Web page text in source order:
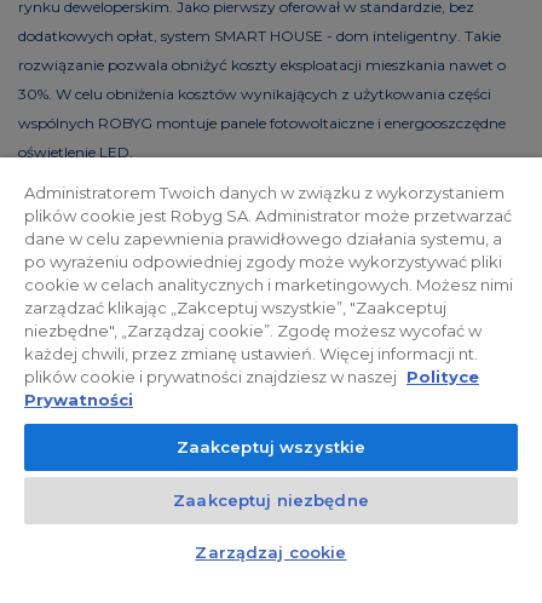
rynku deweloperskim. Jako pierwszy oferował w standardzie, bez
dodatkowych opłat, system SMART HOUSE - dom inteligentny. Takie
rozwiązanie pozwala obniżyć koszty eksploatacji mieszkania nawet o
30%. W celu obniżenia kosztów wynikających z użytkowania części
wspólnych ROBYG montuje panele fotowoltaiczne i energooszczędne
oświetlenie LED.
Polityka prywatności Relacje inwestorskie
Facebook
© 2026 ROBYG. Wszystkie prawa zastrzeżone. Powyższa oferta i
przedstawione materiały graficzne mają charakter jedynie
informacyjny, nie mogą być traktowane jako ostateczne projekty
realizacyjne, nie stanowią również oferty handlowej w rozumieniu art.
66 §1 Kodeksu Cywilnego oraz innych właściwych przepisów prawnych.
Czat z doradcą
Administratorem Twoich danych w związku z wykorzystaniem
plików cookie jest Robyg SA. Administrator może przetwarzać
dane w celu zapewnienia prawidłowego działania systemu, a
po wyrażeniu odpowiedniej zgody może wykorzystywać pliki
cookie w celach analitycznych i marketingowych. Możesz nimi
zarządzać klikając „Zakceptuj wszystkie”, "Zaakceptuj
niezbędne", „Zarządzaj cookie”. Zgodę możesz wycofać w
każdej chwili, przez zmianę ustawień. Więcej informacji nt.
plików cookie i prywatności znajdziesz w naszej Polityce
Prywatności
Zaakceptuj wszystkie
Zaakceptuj niezbędne
Zarządzaj cookie